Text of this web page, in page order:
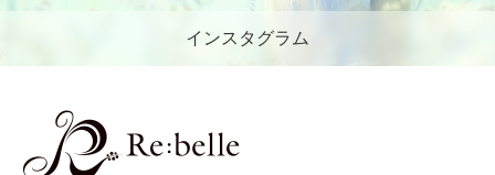
インスタグラム